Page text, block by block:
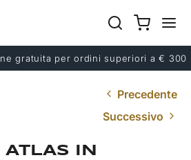
gratuita per ordini superiori a € 300
Precedente
Successivo
ATLAS IN